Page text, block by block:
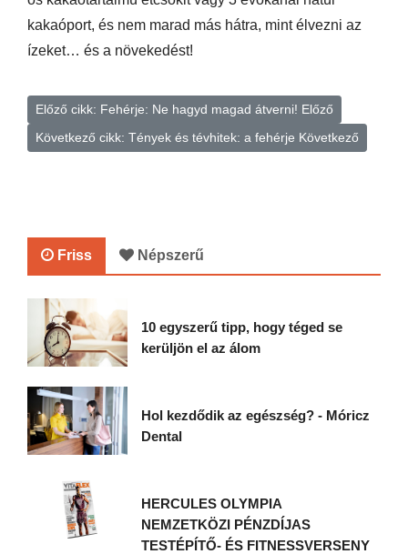
kakaóport, és nem marad más hátra, mint élvezni az
ízeket… és a növekedést!
Előző cikk: Fehérje: Ne hagyd magad átverni! Előző
Következő cikk: Tények és tévhitek: a fehérje Következő
Friss Népszerű
10 egyszerű tipp, hogy téged se
kerüljön el az álom
Hol kezdődik az egészség? - Móricz
Dental
HERCULES OLYMPIA
NEMZETKÖZI PÉNZDÍJAS
TESTÉPÍTŐ- ÉS FITNESSVERSENY